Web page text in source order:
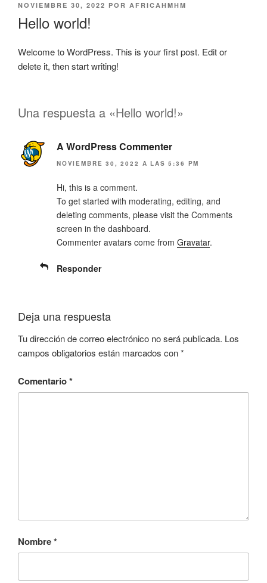
NOVIEMBRE 30, 2022 POR AFRICAHMHM
Hello world!
Welcome to WordPress. This is your first post. Edit or
delete it, then start writing!
Una respuesta a «Hello world!»
A WordPress Commenter
NOVIEMBRE 30, 2022 A LAS 5:36 PM
Hi, this is a comment.
To get started with moderating, editing, and
deleting comments, please visit the Comments
screen in the dashboard.
Commenter avatars come from Gravatar.
Responder
Deja una respuesta
Tu dirección de correo electrónico no será publicada. Los
campos obligatorios están marcados con*
Comentario*
Nombre*